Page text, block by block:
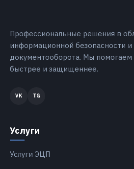
Профессиональные решения в
информационной безопасности и
документооборота. Мы помогаем
быстрее и защищеннее.
Услуги
Услуги ЭЦП